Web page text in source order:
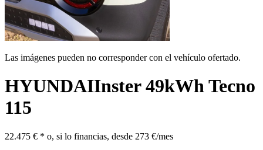
Las imágenes pueden no corresponder con el vehículo ofertado.
HYUNDAIInster 49kWh Tecno
115
22.475 € * o, si lo financias, desde 273 €/mes